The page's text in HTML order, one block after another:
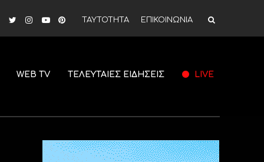
ΤΑΥΤΟΤΗΤΑ ΕΠΙΚΟΙΝΩΝΙΑ
WEB TV ΤΕΛΕΥΤΑΙΕΣ ΕΙΔΗΣΕΙΣ LIVE